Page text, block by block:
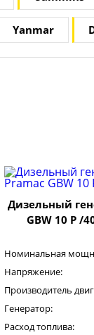
Yanmar
Дизельный
GBW 10 P /
Номинальная
Напряжение:
Производитель
Генератор:
Расход топлива: